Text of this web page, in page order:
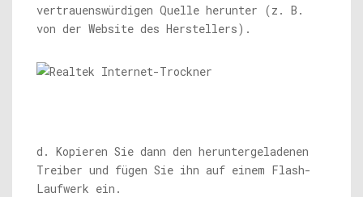
vertrauenswürdigen Quelle herunter (z. B.
von der Website des Herstellers).
d. Kopieren Sie dann den heruntergeladenen
Treiber und fügen Sie ihn auf einem Flash-
Laufwerk ein.